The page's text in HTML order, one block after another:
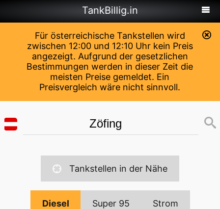
Für österreichische Tankstellen wird
zwischen 12:00 und 12:10 Uhr kein Preis
angezeigt. Aufgrund der gesetzlichen
Bestimmungen werden in dieser Zeit die
meisten Preise gemeldet. Ein
Preisvergleich wäre nicht sinnvoll.
TankBillig.in
Tankstellen in der Nähe
Diesel Super 95 Strom